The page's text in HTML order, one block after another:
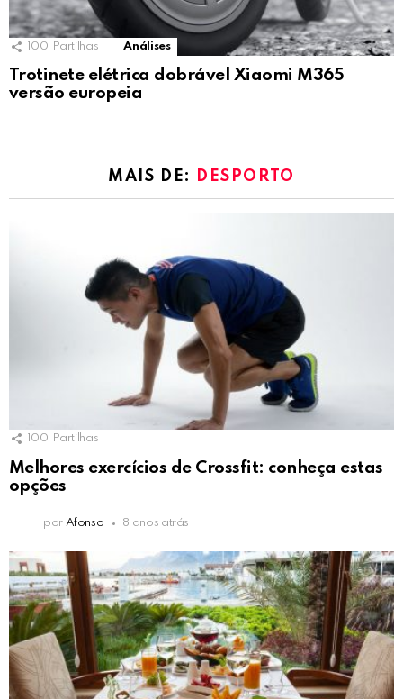
100 Partilhas Análises
Trotinete elétrica dobrável Xiaomi M365
versão europeia
MAIS DE: DESPORTO
100 Partilhas
Melhores exercícios de Crossfit: conheça estas
opções
por Afonso 8 anos atrás